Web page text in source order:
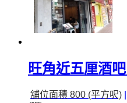
旺角近五厘酒吧
舖位面積 800 (平方呎)